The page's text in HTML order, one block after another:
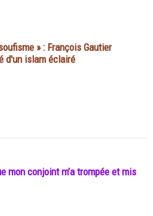
» : François Gautier
d'un islam éclairé
mon conjoint m’a trompée et mis